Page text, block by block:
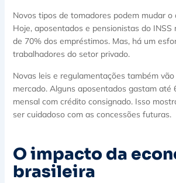
Novos tipos de tomadores podem mudar o
Hoje, aposentados e pensionistas do INSS
de 70% dos empréstimos. Mas, há um
trabalhadores do setor privado.
Novas leis e regulamentações também
mercado. Alguns aposentados gastam até
mensal com crédito consignado. Isso
ser cuidadoso com as concessões futuras.
O impacto da
brasileira